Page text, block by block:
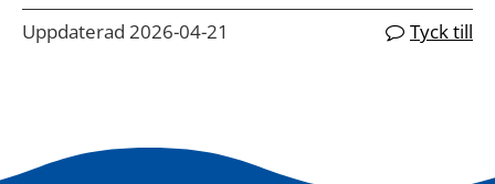
Uppdaterad 2026-04-21 Tyck till